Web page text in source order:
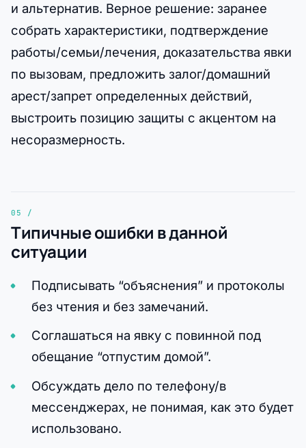
и альтернатив. Верное решение: заранее
собрать характеристики, подтверждение
работы/семьи/лечения, доказательства явки
по вызовам, предложить залог/домашний
арест/запрет определенных действий,
выстроить позицию защиты с акцентом на
несоразмерность.
Типичные ошибки в данной
ситуации
Подписывать “объяснения” и протоколы
без чтения и без замечаний.
Соглашаться на явку с повинной под
обещание “отпустим домой”.
Обсуждать дело по телефону/в
мессенджерах, не понимая, как это будет
использовано.